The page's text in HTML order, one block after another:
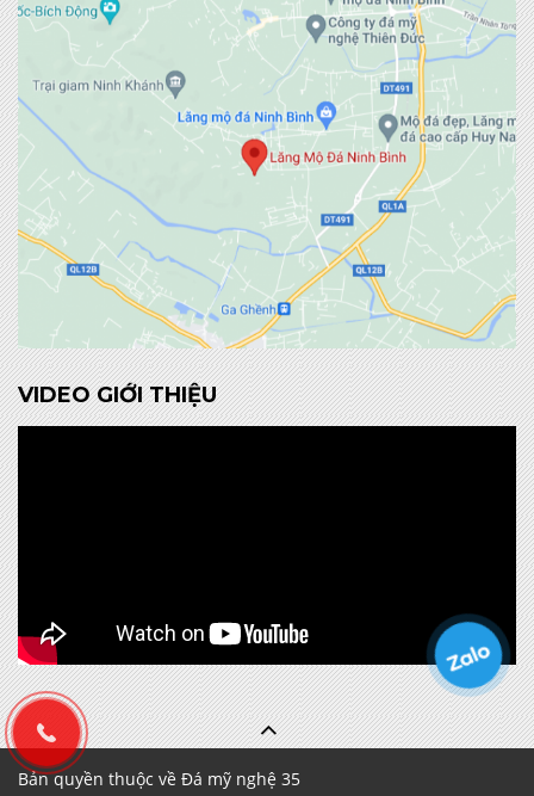
VIDEO GIỚI THIỆU
Bản quyền thuộc về Đá mỹ nghệ 35